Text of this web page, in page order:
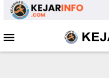
Loncat
Mobile